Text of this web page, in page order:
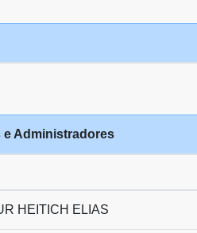
e Administradores
HEITICH ELIAS